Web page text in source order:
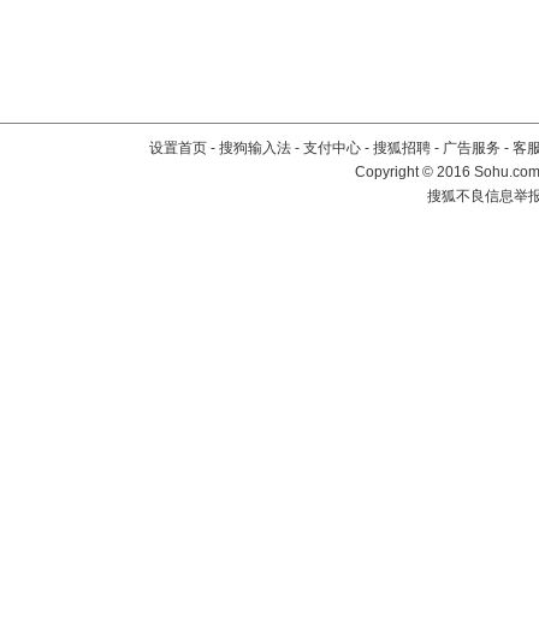
设置首页 - 搜狗输入法 - 支付中心 - 搜狐招聘 - 广告服务 - 客
Copyright©2016
搜狐不良信息举